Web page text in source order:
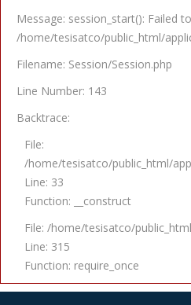
Message: session_start(): Failed
/home/tesisatco/public_html/
Filename: Session/Session.php
Line Number: 143
Backtrace:
File:
/home/tesisatco/public_html/
Line: 33
Function: __construct
File: /home/tesisatco/
Line: 315
Function: require_once